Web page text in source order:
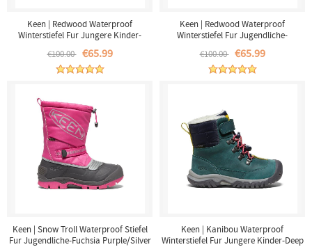
Keen | Redwood Waterproof
Winterstiefel Fur Jungere Kinder-
€100.00 €65.99
Keen | Redwood Waterproof
Winterstiefel Fur Jugendliche-
€100.00 €65.99
Keen | Snow Troll Waterproof Stiefel
Fur Jugendliche-Fuchsia Purple/Silver
Keen | Kanibou Waterproof
Winterstiefel Fur Jungere Kinder-Deep